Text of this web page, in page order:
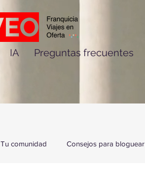
IA Preguntas frecuentes
Tu comunidad Consejos para bloguear